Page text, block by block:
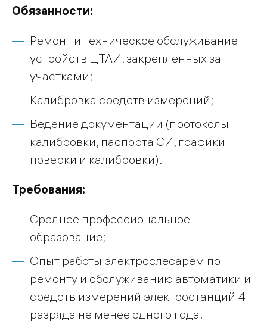
Обязанности:
Ремонт и техническое обслуживание
устройств ЦТАИ, закрепленных за
участками;
Калибровка средств измерений;
Ведение документации (протоколы
калибровки, паспорта СИ, графики
поверки и калибровки).
Требования:
Среднее профессиональное
образование;
Опыт работы электрослесарем по
ремонту и обслуживанию автоматики и
средств измерений электростанций 4
разряда не менее одного года.